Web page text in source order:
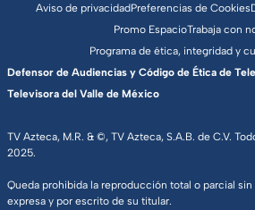
TV Azteca, M.R. & ©, TV Azteca, S.A.B. de C.V.
2025.
Queda prohibida la reproducción total o parcial
expresa y por escrito de su titular.
Aviso de privacidadPreferencias de Cookies
Promo EspacioTrabaja con
Programa de ética, integridad y
Defensor de Audiencias y Código de Ética de
Televisora del Valle de México